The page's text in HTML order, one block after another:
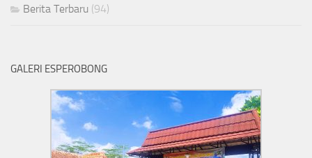
Berita Terbaru (94)
GALERI ESPEROBONG